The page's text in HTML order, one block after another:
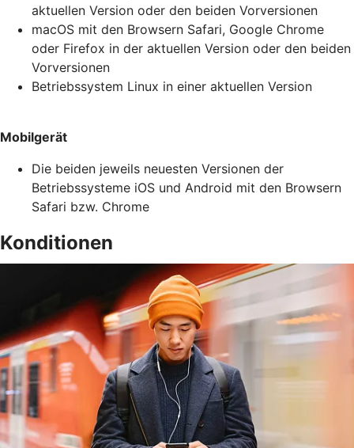
aktuellen Version oder den beiden Vorversionen
macOS mit den Browsern Safari, Google Chrome
oder Firefox in der aktuellen Version oder den beiden
Vorversionen
Betriebssystem Linux in einer aktuellen Version
Mobilgerät
Die beiden jeweils neuesten Versionen der
Betriebssysteme iOS und Android mit den Browsern
Safari bzw. Chrome
Konditionen